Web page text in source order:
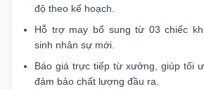
độ theo kế hoạch.
Hỗ trợ may bổ sung từ 03 chiếc
sinh nhân sự mới.
Báo giá trực tiếp từ xưởng, giúp tối
đảm bảo chất lượng đầu ra.